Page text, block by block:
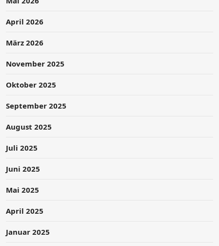
April 2026
März 2026
November 2025
Oktober 2025
September 2025
August 2025
Juli 2025
Juni 2025
Mai 2025
April 2025
Januar 2025